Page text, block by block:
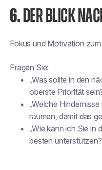
6. DER BLICK
Fokus und Motivation
Fragen Sie:
„Was sollte in den
oberste Priorität
„Welche
räumen, damit das
„Wie kann ich Sie in
besten